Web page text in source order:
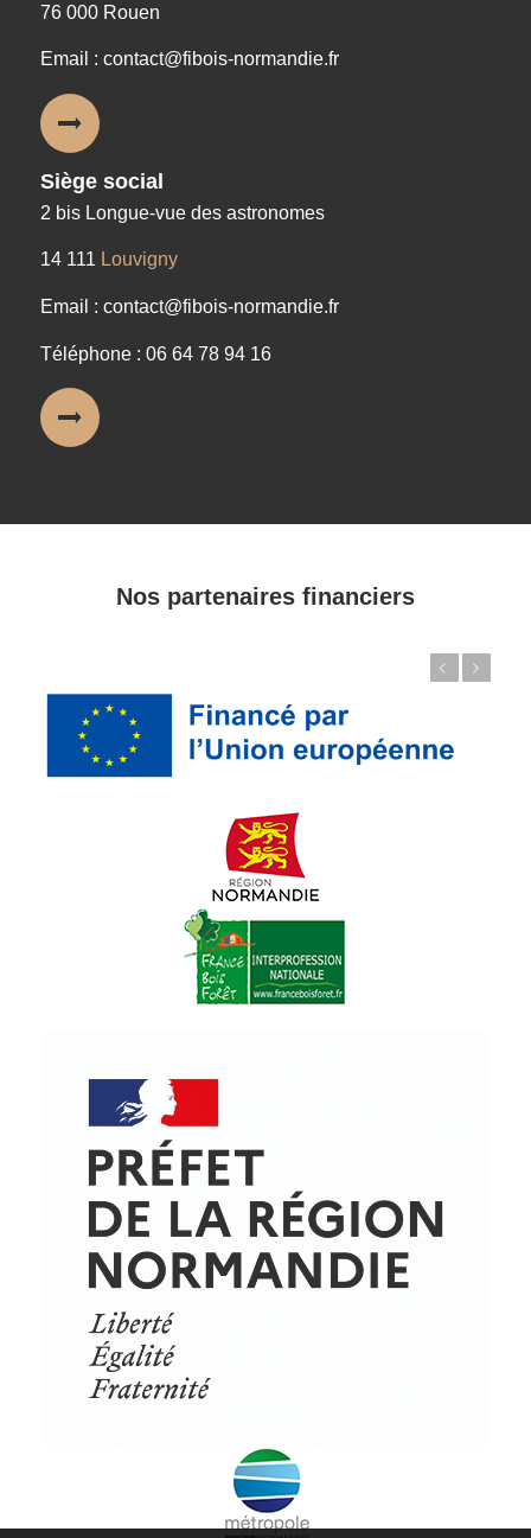
76 000 Rouen
Email : contact@fibois-normandie.fr
Siège social
2 bis Longue-vue des astronomes
14 111 Louvigny
Email : contact@fibois-normandie.fr
Téléphone : 06 64 78 94 16
Nos partenaires financiers
© Copyright - ProfessionsBois | Conception et réalisation :
Mentions légales
Plan du site